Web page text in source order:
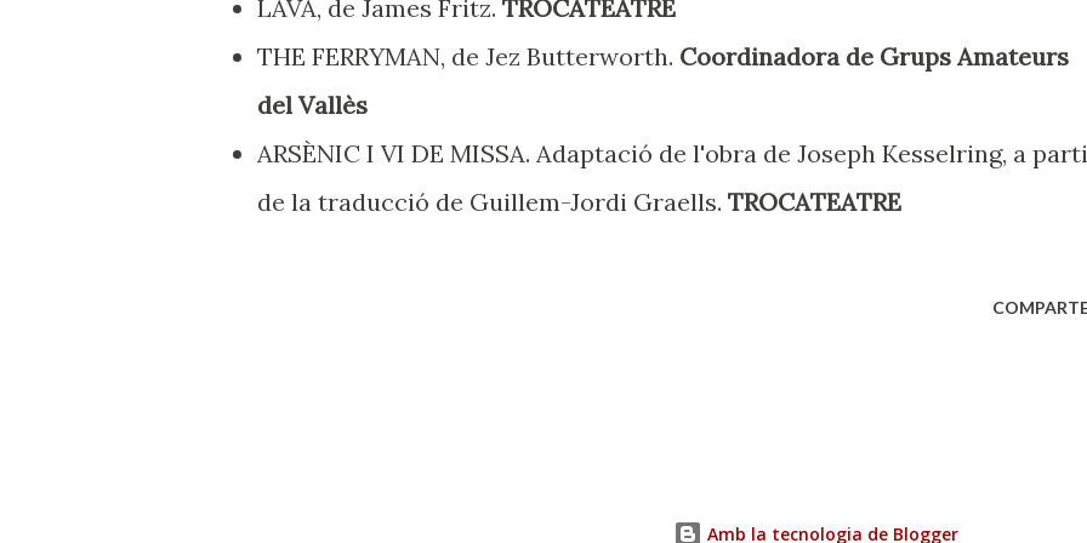
LAVA, de James Fritz. TROCATEATRE
THE FERRYMAN, de Jez Butterworth. Coordinadora de Grups Amateurs
del Vallès
ARSÈNIC I VI DE MISSA. Adaptació de l'obra de Joseph Kesselring, a
de la traducció de Guillem-Jordi Graells. TROCATEATRE
Amb la tecnologia de Blogger